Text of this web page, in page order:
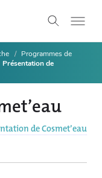
Programmes de
Présentation de
de Cosmet’eau